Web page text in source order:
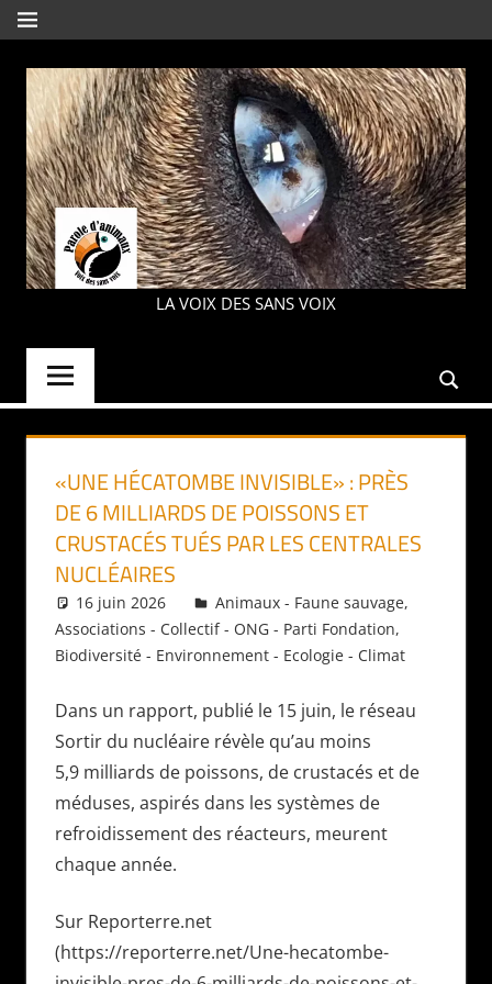
Aller
au
contenu
MENU
PAROLE
LA VOIX DES SANS VOIX
«UNE HÉCATOMBE INVISIBLE» : PRÈS
DE 6 MILLIARDS DE POISSONS ET
CRUSTACÉS TUÉS PAR LES CENTRALES
NUCLÉAIRES
16 juin 2026 Daniel
Animaux - Faune sauvage,
Associations - Collectif - ONG - Parti Fondation,
Biodiversité - Environnement - Ecologie - Climat
Dans un rapport, publié le 15 juin, le réseau
Sortir du nucléaire révèle qu’au moins
5,9 milliards de poissons, de crustacés et de
méduses, aspirés dans les systèmes de
refroidissement des réacteurs, meurent
chaque année.
Sur Reporterre.net
(https://reporterre.net/Une-hecatombe-